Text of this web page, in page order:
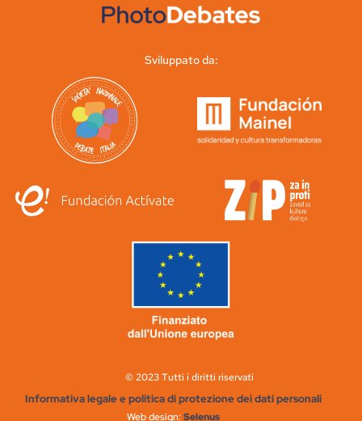
Sviluppato da:
© 2023 Tutti i diritti riservati
Informativa legale e politica di protezione dei dati personali
Web design:Selenus